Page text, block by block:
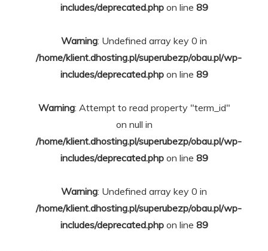
includes/deprecated.phpon line 89
Warning: Undefined array key 0 in
/home/klient.dhosting.pl/superubezp/obau.pl/wp-
includes/deprecated.phpon line 89
Warning: Attempt to read property "term_id"
on null in
/home/klient.dhosting.pl/superubezp/obau.pl/wp-
includes/deprecated.phpon line 89
Warning: Undefined array key 0 in
/home/klient.dhosting.pl/superubezp/obau.pl/wp-
includes/deprecated.phpon line 89